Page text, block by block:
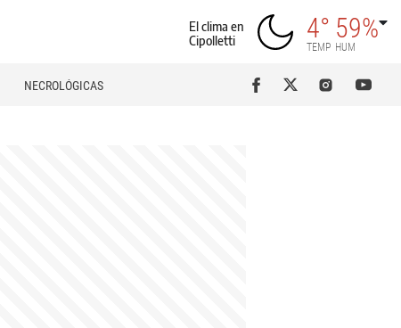
El clima en
Cipolletti
4°
TEMP
59%
HUM
NECROLÓGICAS